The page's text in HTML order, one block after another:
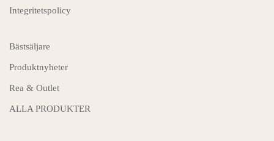
Integritetspolicy
Bästsäljare
Produktnyheter
Rea & Outlet
ALLA PRODUKTER